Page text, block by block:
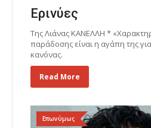
Ερινύες
Της Λιάνας ΚΑΝΕΛΛΗ *
παράδοσης είναι η αγάπη της
κανόνας.
Read More
Επωνύμως